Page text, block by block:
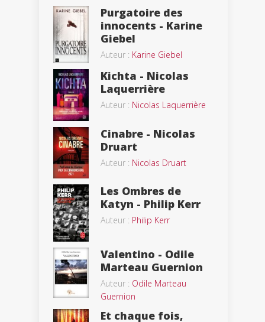
Purgatoire des
innocents - Karine
Giebel
Auteur : Karine Giebel
Kichta - Nicolas
Laquerrière
Auteur : Nicolas Laquerrière
Cinabre - Nicolas
Druart
Auteur : Nicolas Druart
Les Ombres de
Katyn - Philip Kerr
Auteur : Philip Kerr
Valentino - Odile
Marteau Guernion
Auteur : Odile Marteau
Guernion
Et chaque fois,